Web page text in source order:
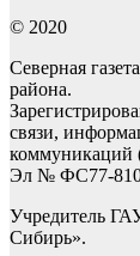
© 2020
Северная газета
района.
связи,
коммуникаций
Эл № ФС77-
Учредитель
Сибирь».